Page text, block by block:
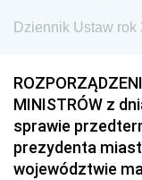
Dziennik Ustaw rok
MINISTRÓW z
sprawie
prezydenta
województwie